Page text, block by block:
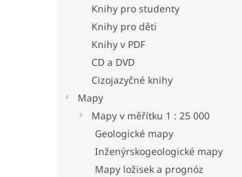
Knihy pro studenty
Knihy pro děti
Knihy v PDF
CD a DVD
Cizojazyčné knihy
Mapy
Mapy v měřítku 1 : 25 000
Geologické mapy
Inženýrskogeologické mapy
Mapy ložisek a prognóz